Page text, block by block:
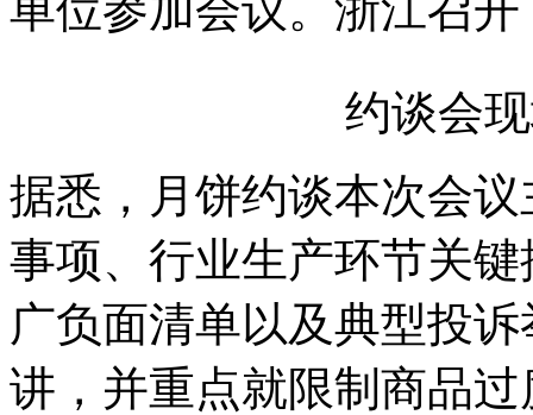
约谈会
据悉，月饼约谈本次会
事项、行业生产环节关
广负面清单以及典型投
讲，并重点就限制商品